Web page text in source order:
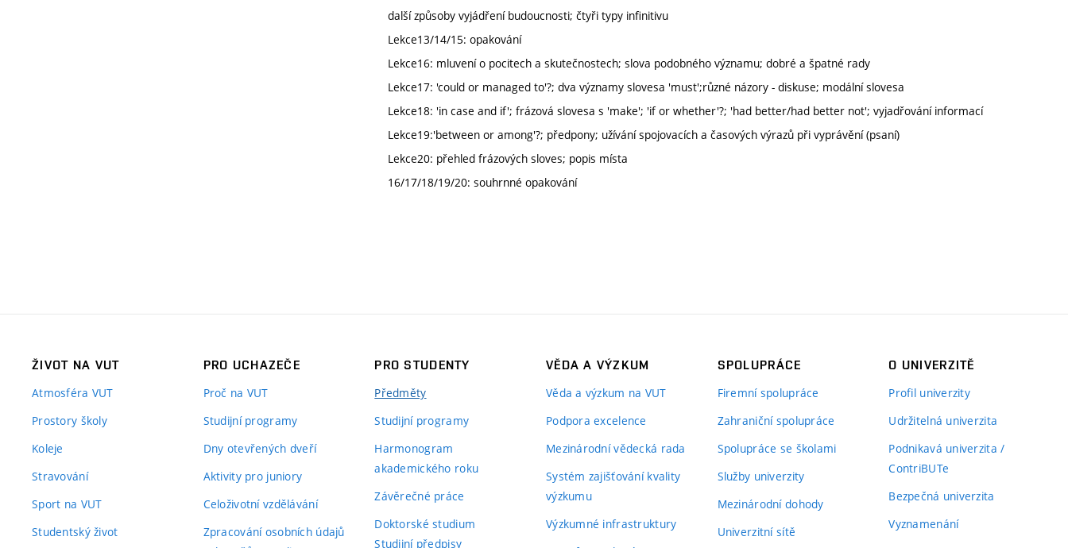
další způsoby vyjádření budoucnosti; čtyři typy infinitivu
Lekce13/14/15: opakování
Lekce16: mluvení o pocitech a skutečnostech; slova podobného významu; dobré a špatné rady
Lekce17: 'could or managed to'?; dva významy slovesa 'must';různé názory - diskuse; modální slovesa
Lekce18: 'in case and if'; frázová slovesa s 'make'; 'if or whether'?; 'had better/had better not'; vyjadřování informací
Lekce19:'between or among'?; předpony; užívání spojovacích a časových výrazů při vyprávění (psaní)
Lekce20: přehled frázových sloves; popis místa
16/17/18/19/20: souhrnné opakování
ŽIVOT NA VUT
Atmosféra VUT
Prostory školy
Koleje
Stravování
Sport na VUT
Studentský život
PRO UCHAZEČE
Proč na VUT
Studijní programy
Dny otevřených dveří
Aktivity pro juniory
Celoživotní vzdělávání
Zpracování osobních údajů
PRO STUDENTY
Předměty
Studijní programy
Harmonogram
akademického roku
Závěrečné práce
Doktorské studium
Studijní předpisy
VĚDA A VÝZKUM
Věda a výzkum na VUT
Podpora excelence
Mezinárodní vědecká rada
Systém zajišťování kvality
výzkumu
Výzkumné infrastruktury
SPOLUPRÁCE
Firemní spolupráce
Zahraniční spolupráce
Spolupráce se školami
Služby univerzity
Mezinárodní dohody
Univerzitní sítě
O UNIVERZITĚ
Profil univerzity
Udržitelná univerzita
Podnikavá univerzita /
ContriBUTe
Bezpečná univerzita
Vyznamenání